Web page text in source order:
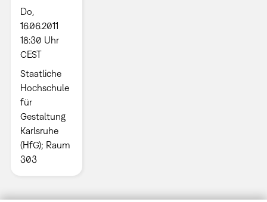
Do,
16.06.2011
18:30 Uhr
CEST
Staatliche
Hochschule
für
Gestaltung
Karlsruhe
(HfG); Raum
303